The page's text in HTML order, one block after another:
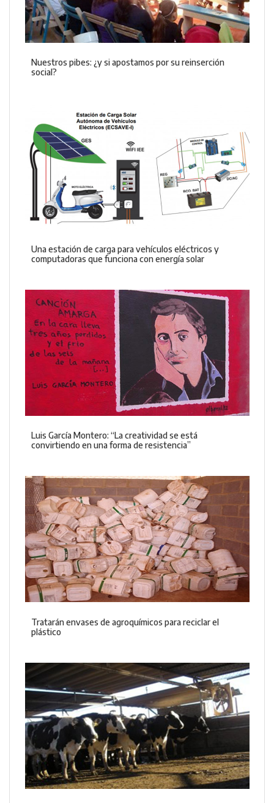
Nuestros pibes: ¿y si apostamos por su reinserción
social?
Una estación de carga para vehículos eléctricos y
computadoras que funciona con energía solar
Luis García Montero: “La creatividad se está
convirtiendo en una forma de resistencia”
Tratarán envases de agroquímicos para reciclar el
plástico